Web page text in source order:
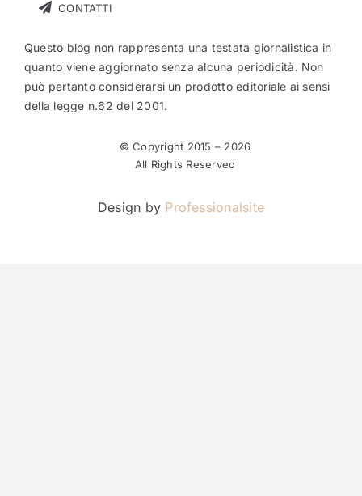
CONTATTI
Questo blog non rappresenta una testata giornalistica in
quanto viene aggiornato senza alcuna periodicità. Non
può pertanto considerarsi un prodotto editoriale ai sensi
della legge n.62 del 2001.
© Copyright 2015 – 2026
All Rights Reserved
Design by Professionalsite